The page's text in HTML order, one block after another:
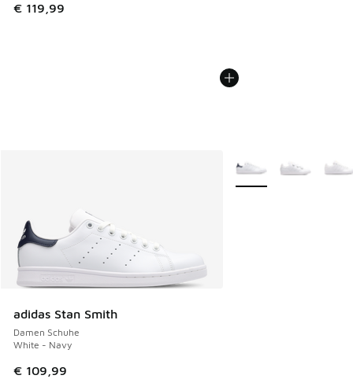
€ 119,99
adidas Stan Smith
Damen Schuhe
White - Navy
€ 109,99
Weitere Farben